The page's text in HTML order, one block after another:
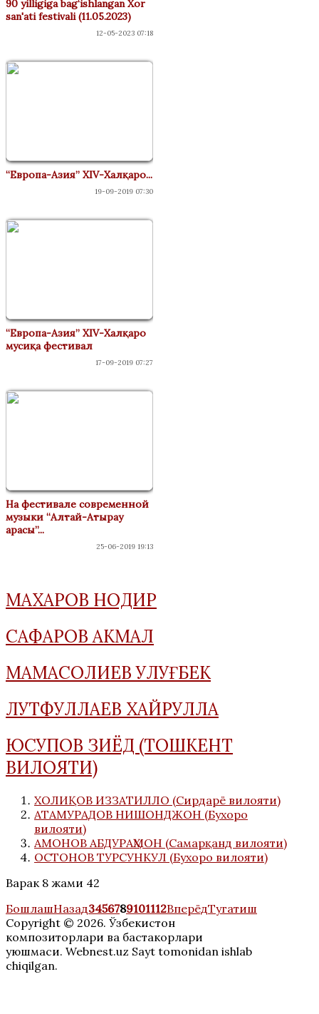
90 yilligiga bag‘ishlangan Xor
san'ati festivali (11.05.2023)
12-05-2023 07:18
“Европа-Азия” XIV-Халқаро...
19-09-2019 07:30
“Европа-Азия” XIV-Халқаро
мусиқа фестивал
17-09-2019 07:27
На фестивале современной
музыки “Алтай-Атырау
арасы”...
25-06-2019 19:13
МАХАРОВ НОДИР
САФАРОВ АКМАЛ
МАМАСОЛИЕВ УЛУҒБЕК
ЛУТФУЛЛАЕВ ХАЙРУЛЛА
ЮСУПОВ ЗИЁД (ТОШКЕНТ
ВИЛОЯТИ)
ХОЛИҚОВ ИЗЗАТИЛЛО (Сирдарё вилояти)
АТАМУРАДОВ НИШОНДЖОН (Бухоро
вилояти)
АМОНОВ АБДУРАҲМОН (Самарқанд вилояти)
ОСТОНОВ ТУРСУНКУЛ (Бухоро вилояти)
Варак 8 жами 42
БошлашНазад3456789101112ВперёдТугатиш
Copyright © 2026. Ўзбекистон
композиторлари ва бастакорлари
уюшмаси. Webnest.uz Sayt tomonidan ishlab
chiqilgan.